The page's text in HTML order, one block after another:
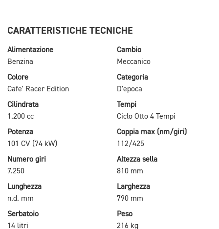
CARATTERISTICHE TECNICHE
Alimentazione
Benzina
Cambio
Meccanico
Colore
Cafe' Racer Edition
Categoria
D'epoca
Cilindrata
1.200 cc
Tempi
Ciclo Otto 4 Tempi
Potenza
101 CV (74 kW)
Coppia max (nm/giri)
112/425
Numero giri
7.250
Altezza sella
810 mm
Lunghezza
n.d. mm
Larghezza
790 mm
Serbatoio
14 litri
Peso
216 kg